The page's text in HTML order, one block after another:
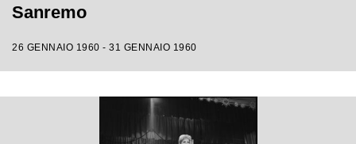
Sanremo
26 GENNAIO 1960 - 31 GENNAIO 1960